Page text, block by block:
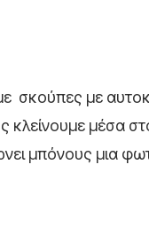
σκούπες με
κλείνουμε μέσα
μπόνους μια